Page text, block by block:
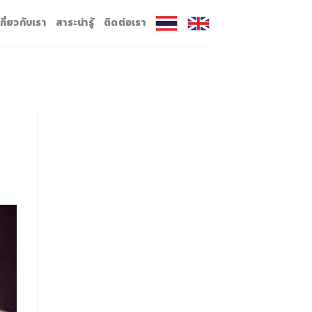
ยวกับเรา สาระน่ารู้ ติดต่อเรา